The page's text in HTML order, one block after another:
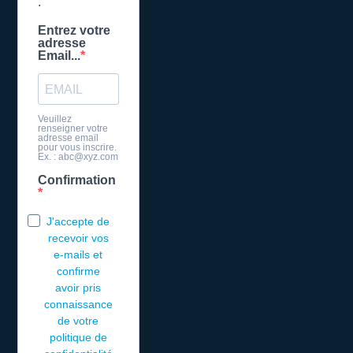
Entrez votre
adresse
Email...
Veuillez
renseigner votre
adresse email
pour vous inscrire.
Ex. : abc@xyz.com
Confirmation
J'accepte de
recevoir vos
e-mails et
confirme
avoir pris
connaissance
de votre
politique de